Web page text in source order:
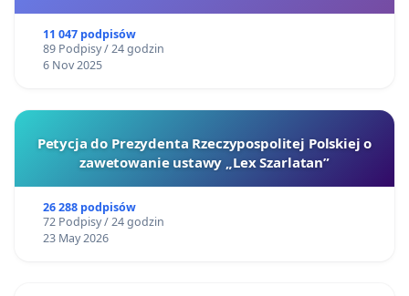
11 047 podpisów
89 Podpisy / 24 godzin
6 Nov 2025
Petycja do Prezydenta Rzeczypospolitej Polskiej o
zawetowanie ustawy „Lex Szarlatan”
26 288 podpisów
72 Podpisy / 24 godzin
23 May 2026